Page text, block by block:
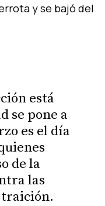
y se bajó del
está
se pone a
es el día
de la
las
traición.